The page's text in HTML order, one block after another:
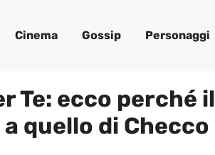
Cinema Gossip Personaggi
Te: ecco perché il
quello di Checco